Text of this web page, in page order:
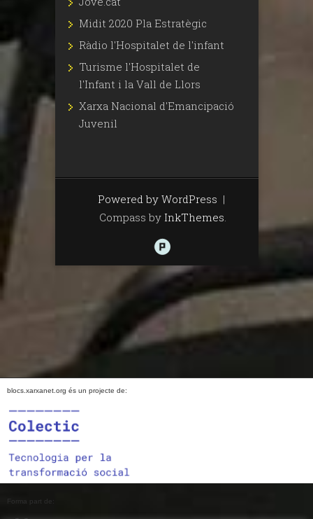
Midit 2020 Pla Estratègic
Ràdio l'Hospitalet de l'infant
Turisme l'Hospitalet de
l'Infant i la Vall de Llors
Xarxa Nacional d'Emancipació
Juvenil
Powered by WordPress |
Compass by InkThemes
blocs.xarxanet.org és un projecte de:
Forma part de: